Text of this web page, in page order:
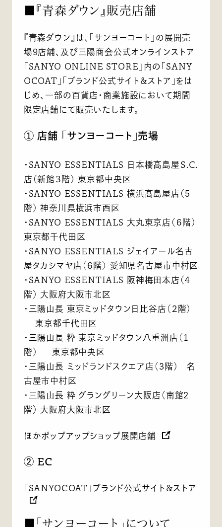
■『青森ダウン』販売店舗
『青森ダウン』は、「サンヨーコート」の展開売
場9店舗、及び三陽商会公式オンラインストア
「SANYO ONLINE STORE」内の「SANY
OCOAT」「ブランド公式サイト＆ストア」をは
じめ、一部の百貨店・商業施設において期間
限定店舗にて販売いたします。
① 店舗 「サンヨーコート」売場
・SANYO ESSENTIALS 日本橋髙島屋Ｓ.C.
店（新館３階） 東京都中央区
・SANYO ESSENTIALS 横浜髙島屋店（5
階） 神奈川県横浜市西区
・SANYO ESSENTIALS 大丸東京店（６階）
東京都千代田区
・SANYO ESSENTIALS ジェイアール名古
屋タカシマヤ店（６階） 愛知県名古屋市中村区
・SANYO ESSENTIALS 阪神梅田本店（4
階） 大阪府大阪市北区
・三陽山長 東京ミッドタウン日比谷店（２階）
東京都千代田区
・三陽山長 粋 東京ミッドタウン八重洲店（１
階） 東京都中央区
・三陽山長 ミッドランドスクエア店（3階） 名
古屋市中村区
・三陽山長 粋 グラングリーン大阪店（南館2
階） 大阪府大阪市北区
ほかポップアップショップ展開店舗
② EC
「SANYOCOAT」ブランド公式サイト＆ストア
■「サンヨーコート」について